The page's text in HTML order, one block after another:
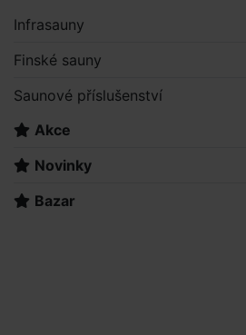
Infrasauny
Finské sauny
Saunové příslušenství
Akce
Novinky
Bazar